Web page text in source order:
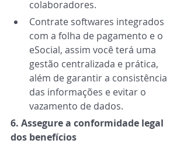
colaboradores.
Contrate softwares integrados
com a folha de pagamento e o
eSocial, assim você terá uma
gestão centralizada e prática,
além de garantir a consistência
das informações e evitar o
vazamento de dados.
6. Assegure a conformidade legal
dos benefícios